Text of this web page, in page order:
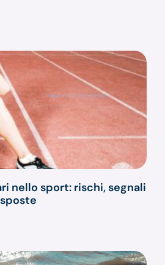
nello sport: rischi, segnali